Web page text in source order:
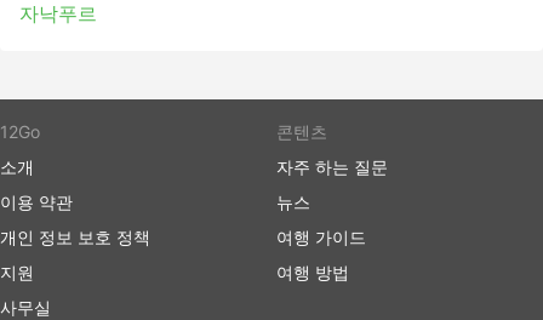
있는 버스 또는 VIP 버스는 장거리 및 야간 여행 모두에 적
거나에서 화장실 이용시간 또는 버스가 주유를 하는 동안 식
사가 제공됩니다. 야간 버스로 여행하면 호텔비를 절약할 수
하세요. 가격은 항상 주행 거리와 버스 유형에 따라 다릅니
다. 일부 단거리 여행의 경우, 일반 버스로 여행하는 데 소요
되는 시간을 두 배로 절약할 수 있으므로 추가 비용을 투자
하고 VIP 버스 좌석을 구입하는 것이 좋습니다.
버스 여행 장단점
자낙푸르
12Go
소개
이용 약관
개인 정보 보호 정책
지원
사무실
콘텐츠
자주 하는 질문
뉴스
여행 가이드
여행 방법